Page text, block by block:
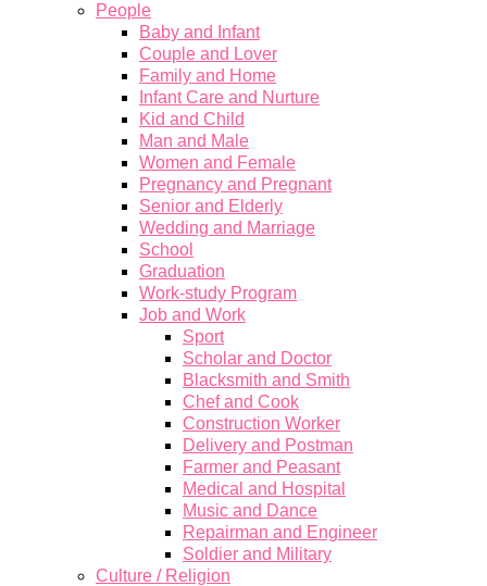
People
Baby and Infant
Couple and Lover
Family and Home
Infant Care and Nurture
Kid and Child
Man and Male
Women and Female
Pregnancy and Pregnant
Senior and Elderly
Wedding and Marriage
School
Graduation
Work-study Program
Job and Work
Sport
Scholar and Doctor
Blacksmith and Smith
Chef and Cook
Construction Worker
Delivery and Postman
Farmer and Peasant
Medical and Hospital
Music and Dance
Repairman and Engineer
Soldier and Military
Culture / Religion